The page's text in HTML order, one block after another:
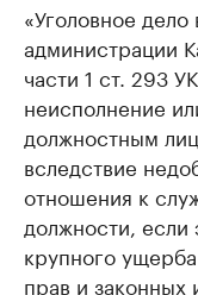
«Уголовное
администрации
части 1 ст. 293
неисполнение
должностным
вследствие
отношения к
должности, если
крупного
прав и законных